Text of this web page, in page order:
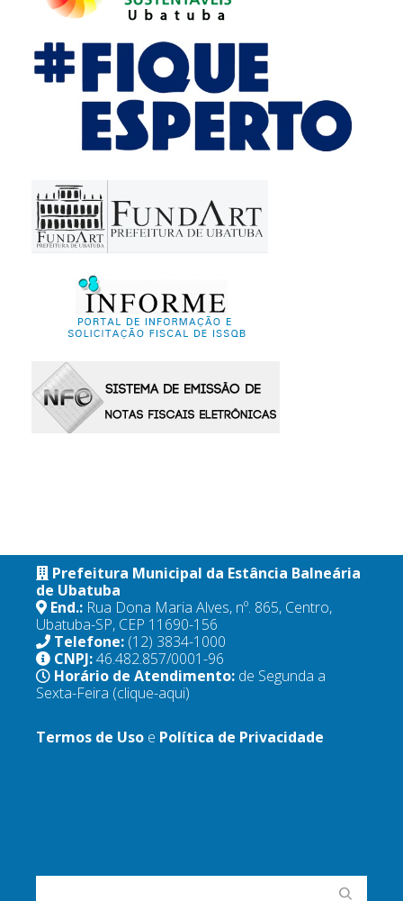
Prefeitura Municipal da Estância Balneária
de Ubatuba
End.: Rua Dona Maria Alves, nº. 865, Centro,
Ubatuba-SP, CEP 11690-156
Telefone: (12) 3834-1000
CNPJ:46.482.857/0001-96
Horário de Atendimento: de Segunda a
Sexta-Feira (clique-aqui)
Termos de Uso e Política de Privacidade